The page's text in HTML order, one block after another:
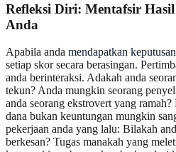
Refleksi Diri: Mentafsir
Anda
Apabila anda mendapatkan
setiap skor secara berasingan.
anda berinteraksi. Adakah anda
tekun? Anda mungkin seorang
anda seorang ekstrovert yang
dana bukan keuntungan mungkin
pekerjaan anda yang lalu: Bilakah
berkesan? Tugas manakah yang